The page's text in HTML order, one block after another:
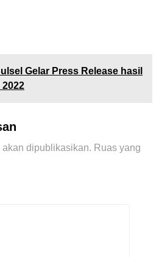
Gelar Press Release hasil
2022
dipublikasikan. Ruas yang